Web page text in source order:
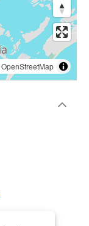
OpenStreetMap